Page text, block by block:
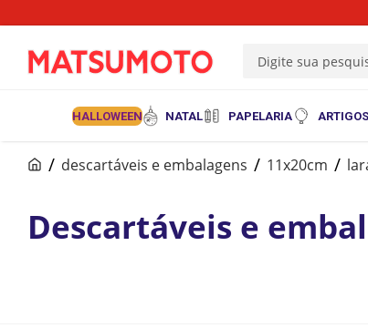
HALLOWEEN NATAL PAPELARIA
descartáveis e embalagens 11x20cm
Descartáveis e